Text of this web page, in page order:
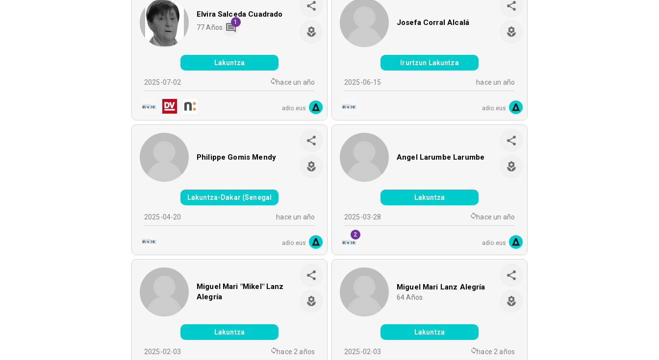
Elvira Salceda Cuadrado
77 Años
1
Lakuntza
2025-07-02 hace un año
adio.eus
Josefa Corral Alcalá
Irurtzun Lakuntza
2025-06-15 hace un año
adio.eus
Philippe Gomis Mendy
Lakuntza-Dakar (Senegal
2025-04-20 hace un año
adio.eus
Angel Larumbe Larumbe
Lakuntza
2025-03-28 hace un año
2
adio.eus
Miguel Mari "Mikel" Lanz
Alegría
Lakuntza
2025-02-03 hace 2 años
Miguel Mari Lanz Alegría
64 Años
Lakuntza
2025-02-03 hace 2 años